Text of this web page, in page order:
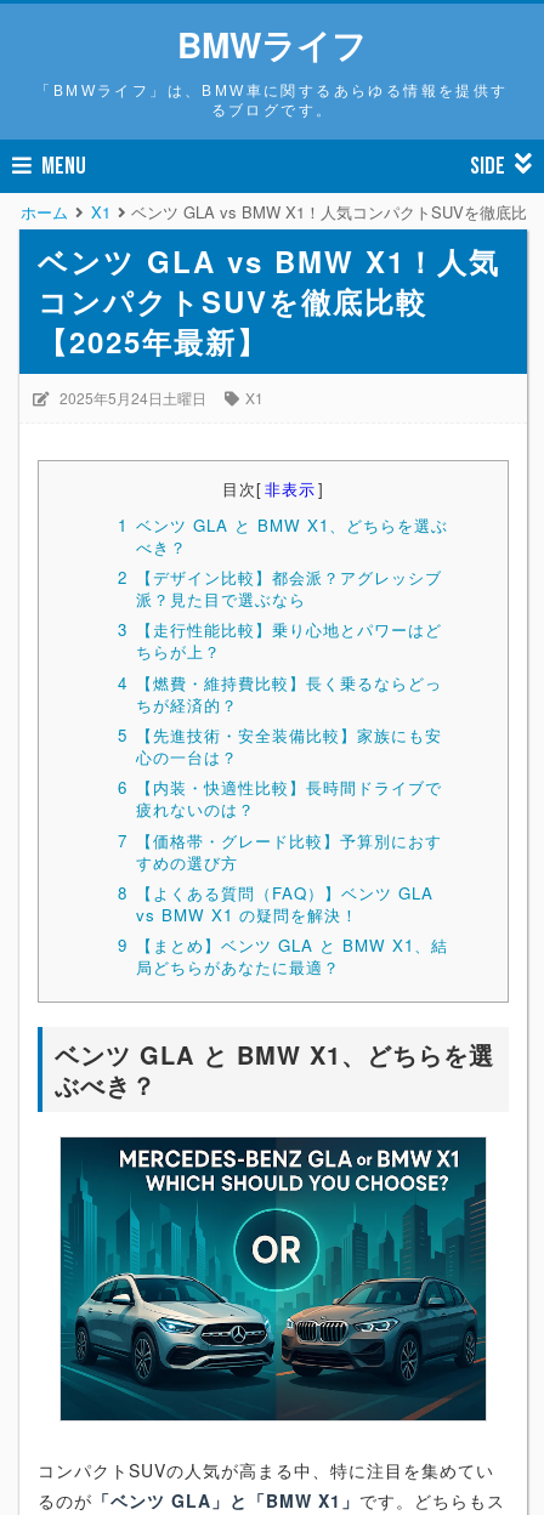
BMWライフ
「BMWライフ」は、BMW車に関するあらゆる情報を提供す
るブログです。
MENU SIDE
ホーム X1 ベンツ GLA vs BMW X1！人気コンパクトSUVを徹底比
ベンツ GLA vs BMW X1！人気
コンパクトSUVを徹底比較
【2025年最新】
2025年5月24日土曜日 X1
目次[非表示]
1 ベンツ GLA と BMW X1、どちらを選ぶ
べき？
2
【デザイン比較】都会派？アグレッシブ
派？見た目で選ぶなら
3
【走行性能比較】乗り心地とパワーはど
ちらが上？
4
【燃費・維持費比較】長く乗るならどっ
ちが経済的？
5
【先進技術・安全装備比較】家族にも安
心の一台は？
6
【内装・快適性比較】長時間ドライブで
疲れないのは？
7
【価格帯・グレード比較】予算別におす
すめの選び方
8
【よくある質問（FAQ）】ベンツ GLA
vs BMW X1 の疑問を解決！
9
【まとめ】ベンツ GLA と BMW X1、結
局どちらがあなたに最適？
ベンツ GLA と BMW X1、どちらを選
ぶべき？
コンパクトSUVの人気が高まる中、特に注目を集めてい
るのが 「ベンツ GLA」と「BMW X1」 です。どちらもス